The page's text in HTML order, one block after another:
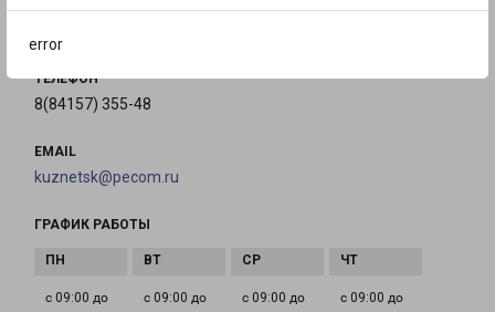
error
ТЕЛЕФОН
8(84157) 355-48
EMAIL
kuznetsk@pecom.ru
ГРАФИК РАБОТЫ
с 09:00 до
с 09:00 до
с 09:00 до
с 09:00 до